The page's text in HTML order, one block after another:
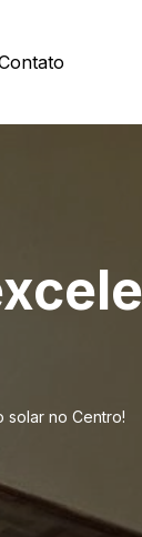
solar no Centro!